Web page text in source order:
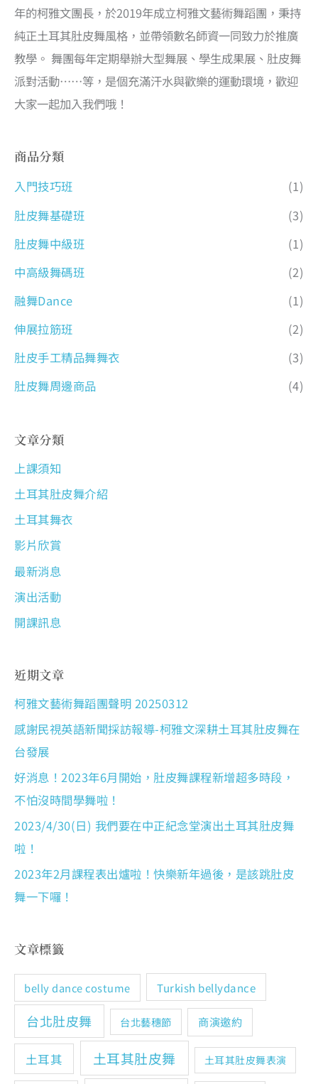
年的柯雅文團長，於2019年成立柯雅文藝術舞蹈團，秉持
純正土耳其肚皮舞風格，並帶領數名師資一同致力於推廣
教學。 舞團每年定期舉辦大型舞展、學生成果展、肚皮舞
派對活動……等，是個充滿汗水與歡樂的運動環境，歡迎
大家一起加入我們哦！
商品分類
入門技巧班
(1)
肚皮舞基礎班
(3)
肚皮舞中級班
(1)
中高級舞碼班
(2)
融舞Dance
(1)
伸展拉筋班
(2)
肚皮手工精品舞舞衣
(3)
肚皮舞周邊商品
(4)
文章分類
上課須知
土耳其肚皮舞介紹
土耳其舞衣
影片欣賞
最新消息
演出活動
開課訊息
近期文章
柯雅文藝術舞蹈團聲明 20250312
感謝民視英語新聞採訪報導-柯雅文深耕土耳其肚皮舞在
台發展
好消息！2023年6月開始，肚皮舞課程新增超多時段，
不怕沒時間學舞啦！
2023/4/30(日) 我們要在中正紀念堂演出土耳其肚皮舞
啦！
2023年2月課程表出爐啦！快樂新年過後，是該跳肚皮
舞一下囉！
文章標籤
belly dance costume Turkish bellydance
台北肚皮舞 台北藝穗節 商演邀約
土耳其 土耳其肚皮舞 土耳其肚皮舞表演